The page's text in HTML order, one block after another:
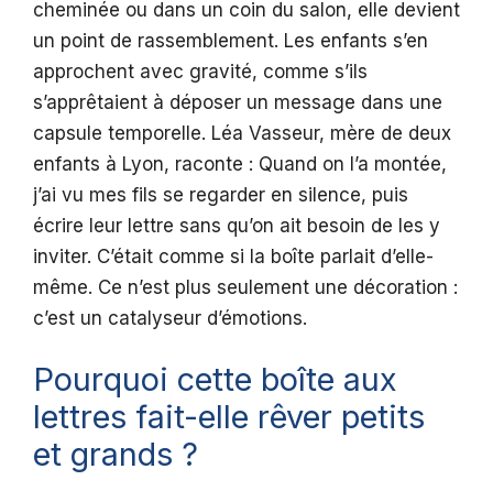
cheminée ou dans un coin du salon, elle devient
un point de rassemblement. Les enfants s’en
approchent avec gravité, comme s’ils
s’apprêtaient à déposer un message dans une
capsule temporelle. Léa Vasseur, mère de deux
enfants à Lyon, raconte : Quand on l’a montée,
j’ai vu mes fils se regarder en silence, puis
écrire leur lettre sans qu’on ait besoin de les y
inviter. C’était comme si la boîte parlait d’elle-
même. Ce n’est plus seulement une décoration :
c’est un catalyseur d’émotions.
Pourquoi cette boîte aux
lettres fait-elle rêver petits
et grands ?